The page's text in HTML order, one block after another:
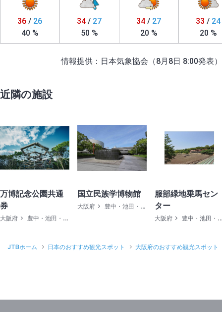
36 / 26
40 %
34 / 27
50 %
34 / 27
20 %
33 / 24
20 %
情報提供：日本気象協会（8月8日 8:00発表）
近隣の施設
万博記念公園共通
券
大阪府 豊中・池田・高槻
国立民族学博物館
大阪府 豊中・池田・高槻
服部緑地乗馬セン
ター
大阪府 豊中・池田・高槻
JTBホーム 日本のおすすめ観光スポット 大阪府のおすすめ観光スポット